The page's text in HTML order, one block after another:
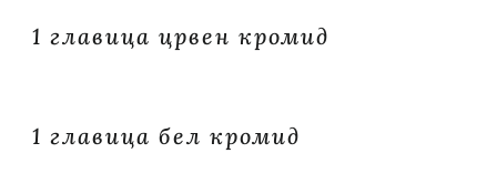
1 главица црвен кромид
1 главица бел кромид